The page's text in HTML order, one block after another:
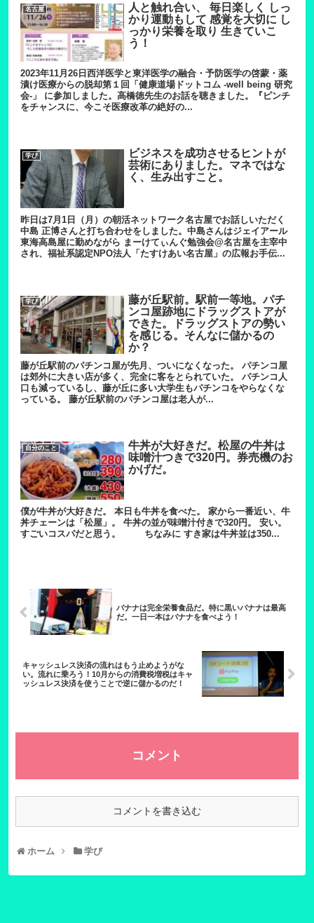
名古屋
人と触れ合い、 毎日楽しく しっ
かり運動もして 感覚を大切に し
っかり栄養を取り 生きていこ
う！
2023年11月26日西洋医学と東洋医学の融合・予防医学の啓蒙・薬
漬け医療からの脱却第１回「健康道場ドットコム -well being 研究
会-」 に参加しました。高橋徳先生のお話を聴きました。『ピンチ
をチャンスに、今こそ医療改革の絶好の...
学び
ビジネスを成功させるヒントが
芸術にありました。マネではな
く、生み出すこと。
昨日は7月1日（月）の朝活ネットワーク名古屋でお話しいただく
中島 正博さんと打ち合わせをしました。中島さんはジェイアール
東海高島屋に勤めながら まーけてぃんぐ勉強会@名古屋を主宰中
され、福祉系認定NPO法人「たすけあい名古屋」の広報お手伝...
学び
藤が丘駅前。駅前一等地。パチ
ンコ屋跡地にドラッグストアが
できた。ドラッグストアの勢い
を感じる。そんなに儲かるの
か？
藤が丘駅前のパチンコ屋が先月、ついになくなった。 パチンコ屋
は郊外に大きい店が多く、完全に客をとられていた。 パチンコ人
口も減っているし、藤が丘に多い大学生もパチンコをやらなくな
っている。 藤が丘駅前のパチンコ屋は老人が...
自分のこと
牛丼が大好きだ。松屋の牛丼は
味噌汁つきで320円。券売機のお
かげだ。
僕が牛丼が大好きだ。 本日も牛丼を食べた。 家から一番近い、牛
丼チェーンは「松屋」。 牛丼の並が味噌汁付きで320円。 安い。
すごいコスパだと思う。 ちなみに すき家は牛丼並は350...
バナナは完全栄養食品だ。特に黒いバナナは最高
だ。一日一本はバナナを食べよう！
キャッシュレス決済の流れはもう止めようがな
い。流れに乗ろう！10月からの消費税増税はキャ
ッシュレス決済を使うことで逆に儲かるのだ！
コメント
コメントを書き込む
ホーム 学び